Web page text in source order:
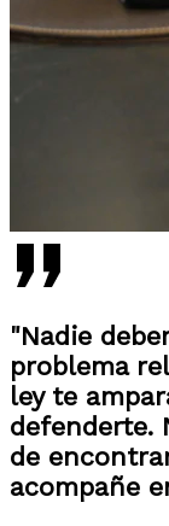
"Nadie
problema
ley te
defenderte.
de
acompañe